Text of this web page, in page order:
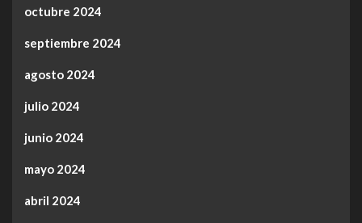
octubre 2024
septiembre 2024
agosto 2024
julio 2024
junio 2024
mayo 2024
abril 2024